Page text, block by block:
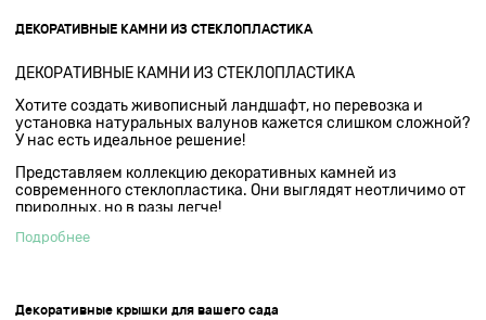
ДЕКОРАТИВНЫЕ КАМНИ ИЗ СТЕКЛОПЛАСТИКА
ДЕКОРАТИВНЫЕ КАМНИ ИЗ СТЕКЛОПЛАСТИКА
Хотите создать живописный ландшафт, но перевозка и
установка натуральных валунов кажется слишком сложной?
У нас есть идеальное решение!
Представляем коллекцию декоративных камней из
современного стеклопластика. Они выглядят неотличимо от
природных, но в разы легче!
Подробнее
Декоративные крышки для вашего сада